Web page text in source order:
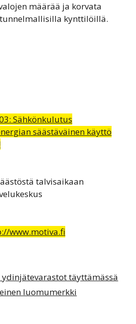
määrää ja korvata
kynttilöillä.
Sähkönkulutus
säästäväinen käyttö
talvisaikaan
www.motiva.fi
täyttämässä
luomumerkki